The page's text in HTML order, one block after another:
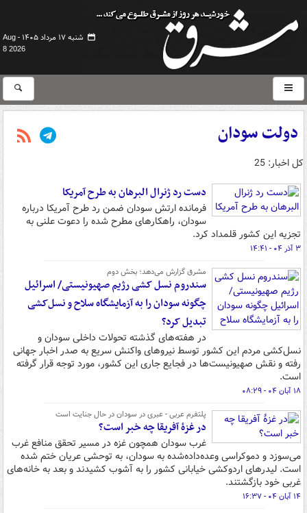
شنبه ۱۷ مرداد ۱۴۰۵ -
Aug
8 2026
دولت سودان
کل اخبار: 25
دست رد ژنرال البرهان به طرح آمریکا
فرمانده ارتش سودان ضمن رد طرح آمریکا درباره
سودان، راهکارهای مطرح شده را دعوت علنی به
تجزیه این کشور قلمداد کرد.
۳ آذر ۰۴ - ۱۴:۴۱
مشرق گزارش می‌دهد؛ بخش دوم
سندروم نسل کشی رژیم صهیونیستی/ اسرائیل
چگونه سودان را به آزمایشگاه سلاح و نسل‌کشی
تبدیل کرد؟
در هفته‌های گذشته تحولات داخلی سودان و
نسل‌کشی مردم این کشور توسط نیروهای واکنش سریع به صدر اخبار جهانی
رفته و نقش صهیونیست‌ها در فجایع جاری این کشور، مورد توجه قرار گرفته
است.
۱۸ آبان ۰۴ - ۰۸:۲۹
پلتفرم عربی - عبری در سودان در حال جنایت است
در غزۀ آفریقا چه خبر است؟
غرب سودان همچون غزه در مسیر تحقق منافع غرب
می‌سوزد و دموکراسی وعده‌داده‌شده به سودان، به توحشی عریان ختم شده
است. لیدرهای اردوکشی خیابانی کشور را به آشوب کشیدند و بعد به خانه‌های
غربی خود بازگشتند.
۱۴ آبان ۰۴ - ۱۶:۳۷